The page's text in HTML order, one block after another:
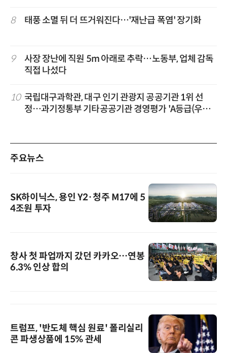
8 태풍 소멸 뒤 더 뜨거워진다…'재난급 폭염' 장기화
9
사장 장난에 직원 5m 아래로 추락…노동부, 업체 감독
직접 나섰다
10 국립대구과학관, 대구 인기 관광지 공공기관 1위 선
정…과기정통부 기타공공기관 경영평가 'A등급(우수)'
주요뉴스
SK하이닉스, 용인 Y2·청주 M17에 5
4조원 투자
창사 첫 파업까지 갔던 카카오…연봉
6.3% 인상 합의
트럼프, '반도체 핵심 원료' 폴리실리
콘 파생상품에 15% 관세